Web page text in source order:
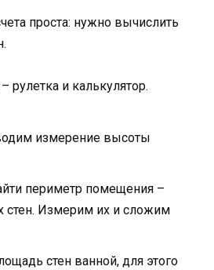
проста: нужно вычислить
рулетка и калькулятор.
измерение высоты
периметр помещения –
стен. Измерим их и сложим
стен ванной, для этого